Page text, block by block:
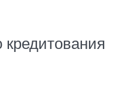
кредитования